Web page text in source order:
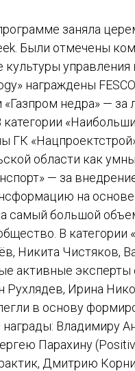
заняла
Были отмечены
культуры
награждены
недра» —
ГК
области как
— за
на основе
самый большой
В
Никита Чистяков,
активные эксперты
Рухлядев, Ирина
в основу
Владимиру
Парахину
Дмитрию